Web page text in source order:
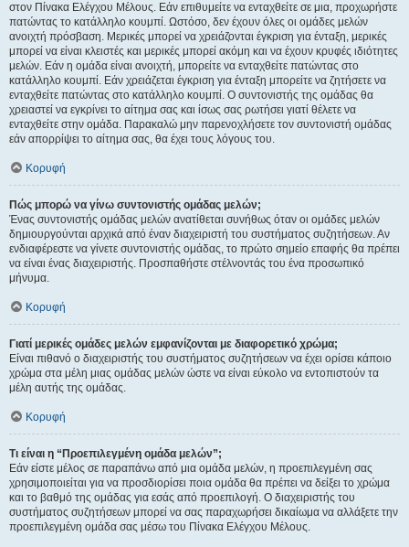
στον Πίνακα Ελέγχου Μέλους. Εάν επιθυμείτε να ενταχθείτε σε μια, προχωρήστε
πατώντας το κατάλληλο κουμπί. Ωστόσο, δεν έχουν όλες οι ομάδες μελών
ανοιχτή πρόσβαση. Μερικές μπορεί να χρειάζονται έγκριση για ένταξη, μερικές
μπορεί να είναι κλειστές και μερικές μπορεί ακόμη και να έχουν κρυφές ιδιότητες
μελών. Εάν η ομάδα είναι ανοιχτή, μπορείτε να ενταχθείτε πατώντας στο
κατάλληλο κουμπί. Εάν χρειάζεται έγκριση για ένταξη μπορείτε να ζητήσετε να
ενταχθείτε πατώντας στο κατάλληλο κουμπί. Ο συντονιστής της ομάδας θα
χρειαστεί να εγκρίνει το αίτημα σας και ίσως σας ρωτήσει γιατί θέλετε να
ενταχθείτε στην ομάδα. Παρακαλώ μην παρενοχλήσετε τον συντονιστή ομάδας
εάν απορρίψει το αίτημα σας, θα έχει τους λόγους του.
Κορυφή
Πώς μπορώ να γίνω συντονιστής ομάδας μελών;
Ένας συντονιστής ομάδας μελών ανατίθεται συνήθως όταν οι ομάδες μελών
δημιουργούνται αρχικά από έναν διαχειριστή του συστήματος συζητήσεων. Αν
ενδιαφέρεστε να γίνετε συντονιστής ομάδας, το πρώτο σημείο επαφής θα πρέπει
να είναι ένας διαχειριστής. Προσπαθήστε στέλνοντάς του ένα προσωπικό
μήνυμα.
Κορυφή
Γιατί μερικές ομάδες μελών εμφανίζονται με διαφορετικό χρώμα;
Είναι πιθανό ο διαχειριστής του συστήματος συζητήσεων να έχει ορίσει κάποιο
χρώμα στα μέλη μιας ομάδας μελών ώστε να είναι εύκολο να εντοπιστούν τα
μέλη αυτής της ομάδας.
Κορυφή
Τι είναι η “Προεπιλεγμένη ομάδα μελών”;
Εάν είστε μέλος σε παραπάνω από μια ομάδα μελών, η προεπιλεγμένη σας
χρησιμοποιείται για να προσδιορίσει ποια ομάδα θα πρέπει να δείξει το χρώμα
και το βαθμό της ομάδας για εσάς από προεπιλογή. Ο διαχειριστής του
συστήματος συζητήσεων μπορεί να σας παραχωρήσει δικαίωμα να αλλάξετε την
προεπιλεγμένη ομάδα σας μέσω του Πίνακα Ελέγχου Μέλους.